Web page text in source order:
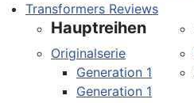
Transformers Reviews
Hauptreihen
Originalserie
Generation 1
Generation 1